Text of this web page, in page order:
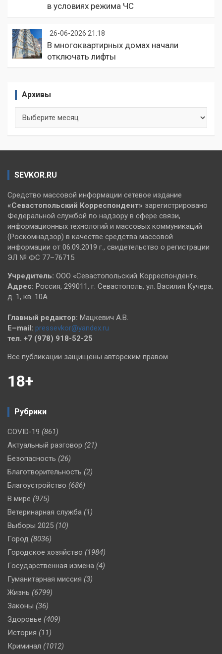
в условиях режима ЧС
26-06-2026 21:18
В многоквартирных домах начали
отключать лифты
Архивы
SEVKOR.RU
Средство массовой информации сетевое издание
«Севастопольский Корреспондент» зарегистрировано
Федеральной службой по надзору в сфере связи,
информационных технологий и массовых коммуникаций
(Роскомнадзор) в качестве средства массовой
информации от 06.09.2019 г., свидетельство о регистрации
ЭЛ № ФС 77–76715
Учредитель: ООО «Севастопольский Корреспондент».
Адрес: Россия, 299011, г. Севастополь, ул. Василия Кучера,
д. 1, кв. 10А
Главный редактор: Мацкевич А.В.
E–mail: pressevkor@yandex.ru
тел. +7 (978) 918-52-25
Все публикации защищены авторским правом.
18+
Рубрики
COVID-19 (861)
Актуальный разговор (21)
Безопасность (26)
Благотворительность (2)
Благоустройство (686)
В мире (975)
Ветеринарная служба (1)
Выборы 2025 (10)
Город (8036)
Городское хозяйство (1984)
Государственная измена (4)
Гуманитарная миссия (3)
Жизнь (6799)
Законы (36)
Здоровье (409)
История (11)
Криминал (1012)